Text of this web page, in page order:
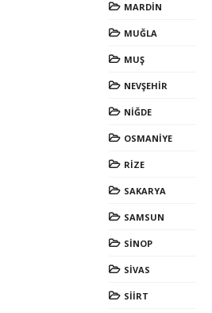
MARDİN
MUĞLA
MUŞ
NEVŞEHİR
NİĞDE
OSMANİYE
RİZE
SAKARYA
SAMSUN
SİNOP
SİVAS
SİİRT